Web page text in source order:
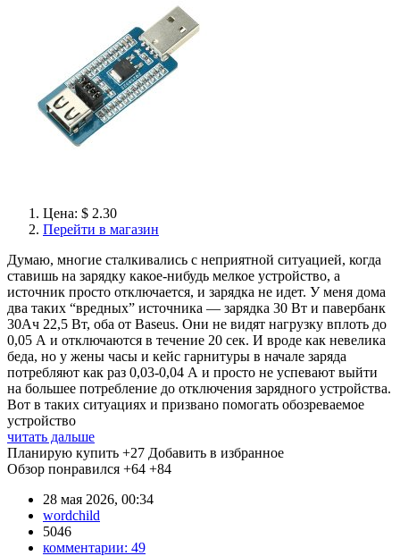
Цена: $ 2.30
Перейти в магазин
Думаю, многие сталкивались с неприятной ситуацией, когда
ставишь на зарядку какое-нибудь мелкое устройство, а
источник просто отключается, и зарядка не идет. У меня дома
два таких “вредных” источника — зарядка 30 Вт и павербанк
30Ач 22,5 Вт, оба от Baseus. Они не видят нагрузку вплоть до
0,05 А и отключаются в течение 20 сек. И вроде как невелика
беда, но у жены часы и кейс гарнитуры в начале заряда
потребляют как раз 0,03-0,04 А и просто не успевают выйти
на большее потребление до отключения зарядного устройства.
Вот в таких ситуациях и призвано помогать обозреваемое
устройство
читать дальше
Планирую купить +27 Добавить в избранное
Обзор понравился +64 +84
28 мая 2026, 00:34
wordchild
5046
комментарии: 49